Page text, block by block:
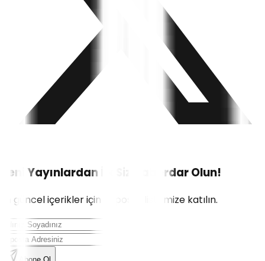
Yeni Yayınlardan İlk Siz Haberdar Olun!
En güncel içerikler için e-posta listemize katılın.